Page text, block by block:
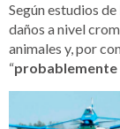
Según estudios
daños a nivel
animales y, por
“probablemente